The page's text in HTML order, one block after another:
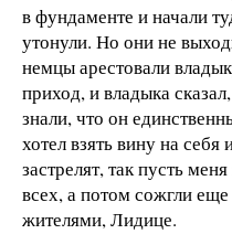
в фундаменте и начали
утонули. Но они не
немцы арестовали
приход, и владыка
знали, что он
хотел взять вину на себя
застрелят, так пусть
всех, а потом сожгли еще
жителями, Лидице.